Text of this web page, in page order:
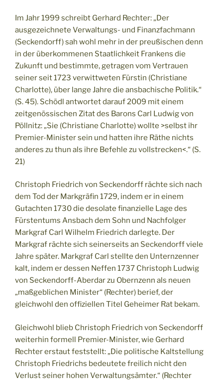
Im Jahr 1999 schreibt Gerhard Rechter: „Der
ausgezeichnete Verwaltungs- und Finanzfachmann
(Seckendorff) sah wohl mehr in der preußischen denn
in der überkommenen Staatlichkeit Frankens die
Zukunft und bestimmte, getragen vom Vertrauen
seiner seit 1723 verwittweten Fürstin (Christiane
Charlotte), über lange Jahre die ansbachische Politik.“
(S. 45). Schödl antwortet darauf 2009 mit einem
zeitgenössischen Zitat des Barons Carl Ludwig von
Pöllnitz: „Sie (Christiane Charlotte) wollte >selbst ihr
Premier-Minister sein und hatten ihre Räthe nichts
anderes zu thun als ihre Befehle zu vollstrecken<.“ (S.
21)
Christoph Friedrich von Seckendorff rächte sich nach
dem Tod der Markgräfin 1729, indem er in einem
Gutachten 1730 die desolate finanzielle Lage des
Fürstentums Ansbach dem Sohn und Nachfolger
Markgraf Carl Wilhelm Friedrich darlegte. Der
Markgraf rächte sich seinerseits an Seckendorff viele
Jahre später. Markgraf Carl stellte den Unternzenner
kalt, indem er dessen Neffen 1737 Christoph Ludwig
von Seckendorff-Aberdar zu Obernzenn als neuen
„maßgeblichen Minister“ (Rechter) berief, der
gleichwohl den offiziellen Titel Geheimer Rat bekam.
Gleichwohl blieb Christoph Friedrich von Seckendorff
weiterhin formell Premier-Minister, wie Gerhard
Rechter erstaut feststellt: „Die politische Kaltstellung
Christoph Friedrichs bedeutete freilich nicht den
Verlust seiner hohen Verwaltungsämter.“ (Rechter